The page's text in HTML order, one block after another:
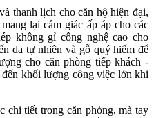
thanh lịch cho căn hộ hiện đại,
lại cảm giác ấp áp cho các
không gỉ công nghệ cao cho
da tự nhiên và gỗ quý hiếm để
cho căn phòng tiếp khách -
khối lượng công việc lớn khi
chi tiết trong căn phòng, mà tay